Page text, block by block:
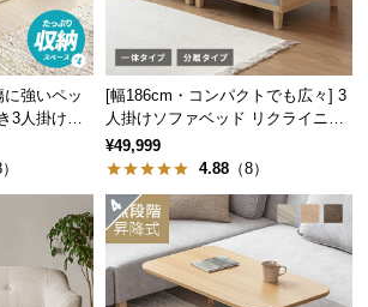
リアにも
強いペッ
3人掛け多
[幅186cm・コンパクトでも広々] 3
人掛けソファベッド リクライニン
グ 天然木フレーム 北欧
¥49,999
4.88 （8）